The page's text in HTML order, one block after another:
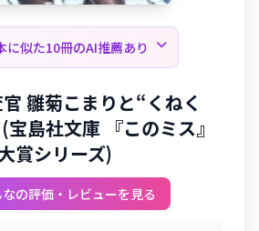
に似た10冊のAI推薦あり
雛菊こまりと“くねく
島社文庫 『このミス』
賞シリーズ)
の評価・レビューを見る